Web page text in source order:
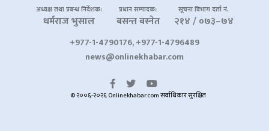
अध्यक्ष तथा प्रबन्ध निर्देशक:
धर्मराज भुसाल
प्रधान सम्पादक:
बसन्त बस्नेत
सूचना विभाग दर्ता नं.
२१४ / ०७३–७४
+977-1-4790176, +977-1-4796489
news@onlinekhabar.com
© २००६-२०२६ Onlinekhabar.com सर्वाधिकार सुरक्षित